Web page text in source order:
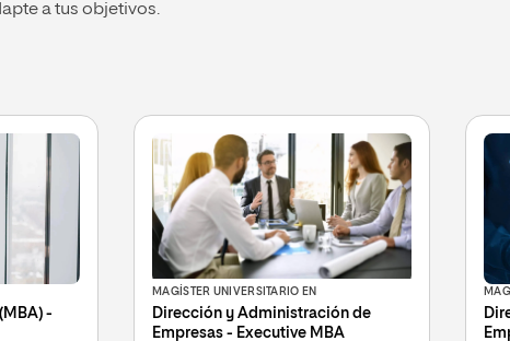
a tus objetivos.
-
MAGÍSTER UNIVERSITARIO EN
Dirección y Administración de
Empresas - Executive MBA